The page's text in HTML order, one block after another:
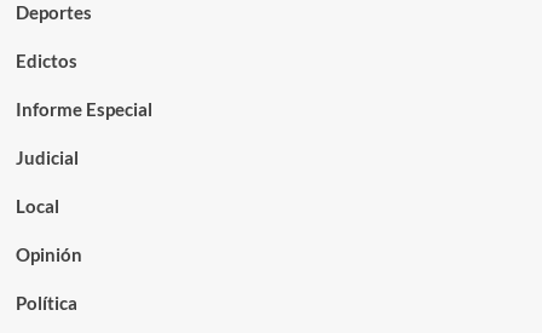
Deportes
Edictos
Informe Especial
Judicial
Local
Opinión
Política